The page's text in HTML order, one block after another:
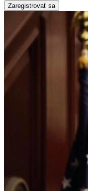
Zaregistrovať sa